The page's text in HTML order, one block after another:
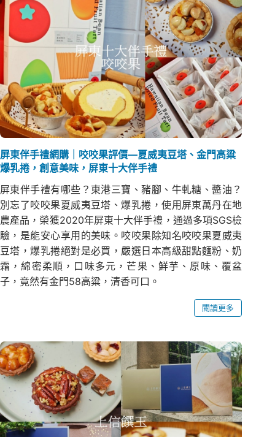
屏東伴手禮網購｜咬咬果評價—夏威夷豆塔、金門高粱
爆乳捲，創意美味，屏東十大伴手禮
屏東伴手禮有哪些？東港三寶、豬腳、牛軋糖、醬油？
別忘了咬咬果夏威夷豆塔、爆乳捲，使用屏東萬丹在地
農產品，榮獲2020年屏東十大伴手禮，通過多項SGS檢
驗，是能安心享用的美味。咬咬果除知名咬咬果夏威夷
豆塔，爆乳捲絕對是必買，嚴選日本高級甜點麵粉、奶
霜，綿密柔順，口味多元，芒果、鮮芋、原味、覆盆
子，竟然有金門58高粱，清香可口。
閱讀更多